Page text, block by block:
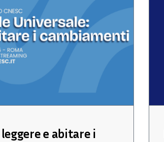
e abitare i